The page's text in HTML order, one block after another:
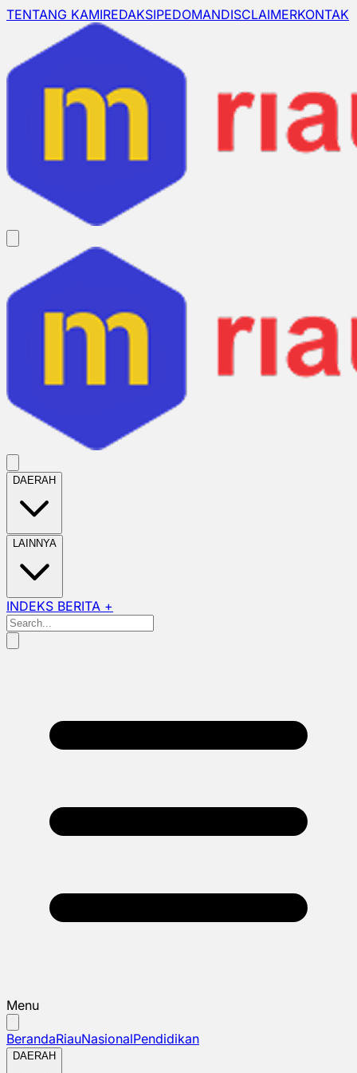
TENTANG KAMIREDAKSIPEDOMANDISCLAIMERKONTAK
DAERAH
LAINNYA
INDEKS BERITA +
Menu
BerandaRiauNasionalPendidikan
DAERAH